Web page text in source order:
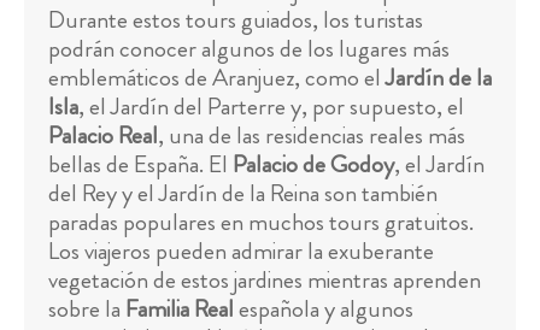
Durante estos tours guiados, los turistas
podrán conocer algunos de los lugares más
emblemáticos de Aranjuez, como elJardín de la
Isla, el Jardín del Parterre y, por supuesto, el
Palacio Real, una de las residencias reales más
bellas de España. El Palacio de Godoy, el Jardín
del Rey y el Jardín de la Reina son también
paradas populares en muchos tours gratuitos.
Los viajeros pueden admirar la exuberante
vegetación de estos jardines mientras aprenden
sobre la Familia Realespañola y algunos